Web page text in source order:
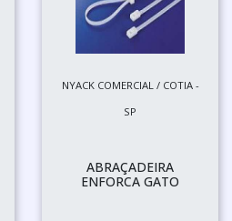
NYACK COMERCIAL / COTIA -
SP
ABRAÇADEIRA
ENFORCA GATO